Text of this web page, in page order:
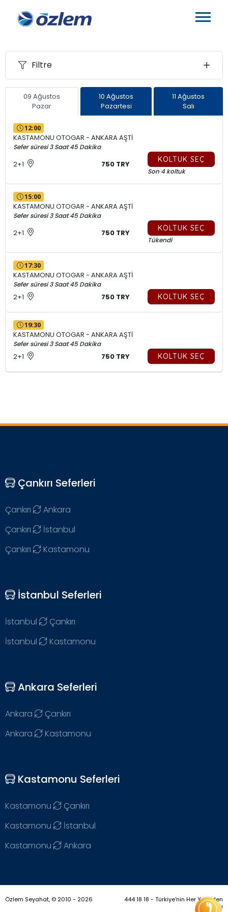
Filtre
09 Ağustos
Pazar
10 Ağustos
Pazartesi
11 Ağustos
Salı
12:00
KASTAMONU OTOGAR - ANKARA AŞTİ
Sefer süresi 3 Saat 45 Dakika
2+1 750 TRY KOLTUK SEÇ
Son 4 koltuk
15:00
KASTAMONU OTOGAR - ANKARA AŞTİ
Sefer süresi 3 Saat 45 Dakika
2+1 750 TRY KOLTUK SEÇ
Tükendi
17:30
KASTAMONU OTOGAR - ANKARA AŞTİ
Sefer süresi 3 Saat 45 Dakika
2+1 750 TRY KOLTUK SEÇ
19:30
KASTAMONU OTOGAR - ANKARA AŞTİ
Sefer süresi 3 Saat 45 Dakika
2+1 750 TRY KOLTUK SEÇ
Çankırı Seferleri
Çankırı
Ankara
Çankırı
İstanbul
Çankırı
Kastamonu
İstanbul Seferleri
İstanbul
Çankırı
İstanbul
Kastamonu
Ankara Seferleri
Ankara
Çankırı
Ankara
Kastamonu
Kastamonu Seferleri
Kastamonu
Çankırı
Kastamonu
İstanbul
Kastamonu
Ankara
Özlem Seyahat, © 2010 - 2026
444 18 18 - Türkiye'nin Her Yerinden
!